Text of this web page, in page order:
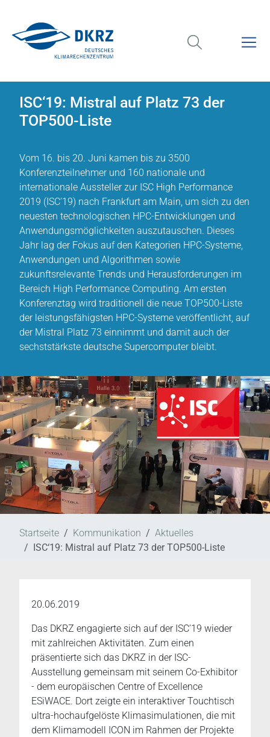
ISC‘19: Mistral auf Platz 73 der
TOP500-Liste
Vom 16. bis 20. Juni kamen bis zu 3500
Konferenzteilnehmer und 160 nationale und
internationale Aussteller zur ISC High Performance
2019 (ISC’19) nach Frankfurt am Main, um sich zu den
neuesten technologischen HPC-Entwicklungen und
Anwendungsmöglichkeiten auszutauschen. Dieses
Jahr lag der Fokus auf den Kategorien HPC-Systeme,
Anwendungen und Algorithmen sowie
zukunftsrelevante Trends und Herausforderungen im
Bereich High Performance Computing. Am ersten
Konferenztag wird traditionell die neue TOP500-Liste
der leistungsfähigsten HPC-Systeme veröffentlicht, auf
der Mistral Platz 73 einnimmt und damit auch der
sechststärkste deutsche Supercomputer bleibt.
Startseite Kommunikation
Aktuelles
ISC‘19: Mistral auf Platz 73 der TOP500-Liste
20.06.2019
Das DKRZ engagierte sich auf der ISC’19 wieder
mit zahlreichen Aktivitäten. Zum einen
präsentierte sich das DKRZ in der ISC-
Ausstellung gemeinsam mit seinem Co-Exhibitor
- dem europäischen Centre of Excellence
ESiWACE. Dort zeigte ein interaktiver Touchtisch
ultra-hochaufgelöste Klimasimulationen, die mit
dem Klimamodell ICON im Rahmen der Projekte